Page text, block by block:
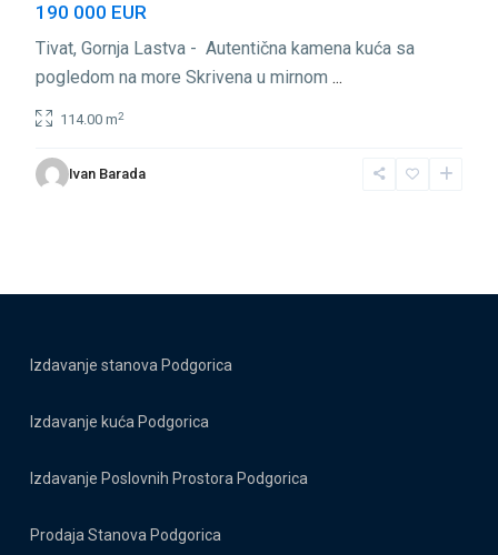
190 000 EUR
Tivat, Gornja Lastva - Autentična kamena kuća sa
pogledom na more Skrivena u mirnom ...
114.00 m2
Ivan Barada
Izdavanje stanova Podgorica
Izdavanje kuća Podgorica
Izdavanje Poslovnih Prostora Podgorica
Prodaja Stanova Podgorica